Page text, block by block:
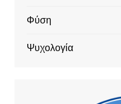
Φύση
Ψυχολογία